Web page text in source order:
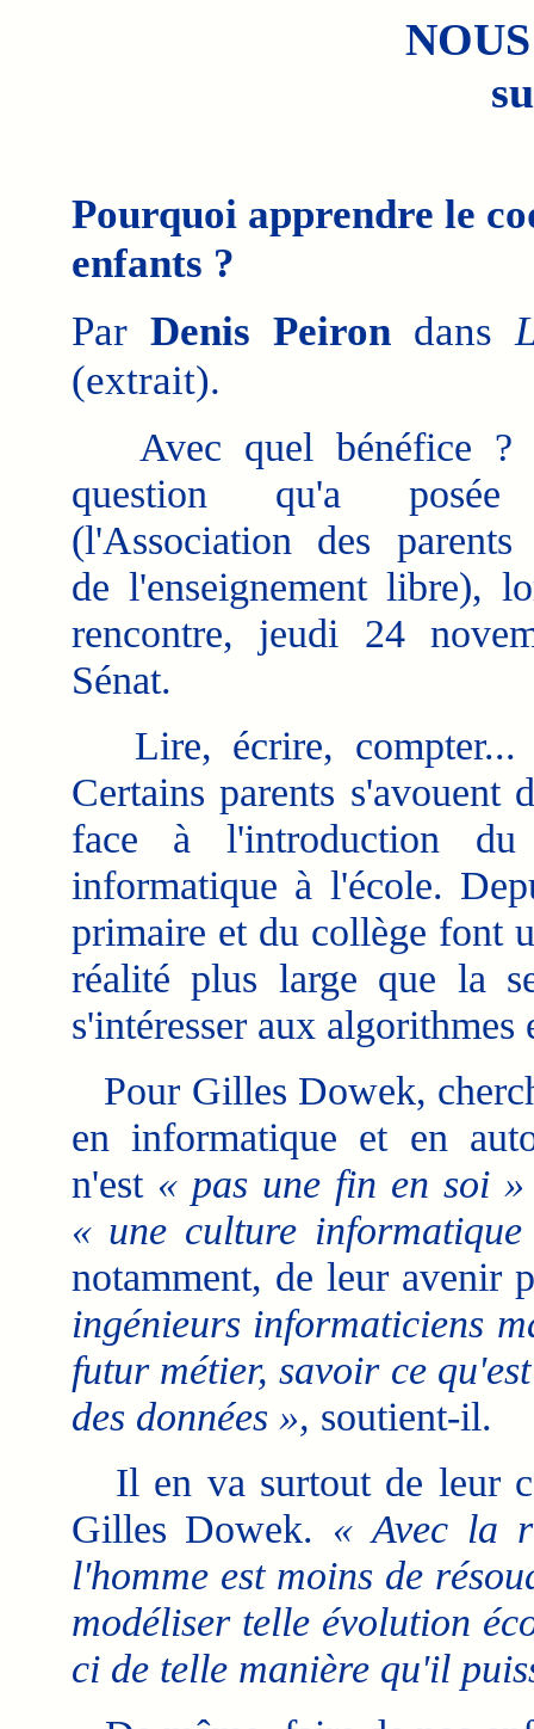
Pourquoi apprendre le
enfants ?
Par Denis Peirondans
(extrait).
Avec quel bénéfice ?
question qu'a
(l'Association des parents
de l'enseignement libre),
rencontre, jeudi 24
Sénat.
Lire, écrire, compter...
Certains parents s'avouent
face à l'introduction du
informatique à l'école.
primaire et du collège font
réalité plus large que la
s'intéresser aux algorithmes
Pour Gilles Dowek,
en informatique et en
n'est « pas une fin en soi »
« une culture
notamment, de leur avenir
ingénieurs informaticiens
futur métier, savoir ce
des données », soutient-il.
Il en va surtout de leur
Gilles Dowek. « Avec la
l'homme est moins de
modéliser telle évolution
ci de telle manière qu'il